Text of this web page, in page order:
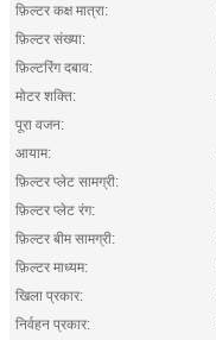
फ़िल्टर कक्ष मात्रा:
फ़िल्टर संख्या:
फ़िल्टरिंग दबाव:
मोटर शक्ति:
पूरा वजन:
आयाम:
फ़िल्टर प्लेट सामग्री:
फ़िल्टर प्लेट रंग:
फ़िल्टर बीम सामग्री:
फ़िल्टर माध्यम:
खिला प्रकार:
निर्वहन प्रकार: